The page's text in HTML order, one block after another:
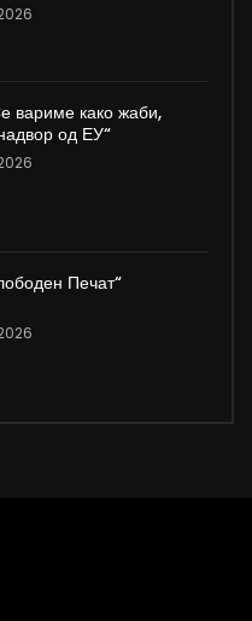
вариме како жаби,
од ЕУ“
Печат“